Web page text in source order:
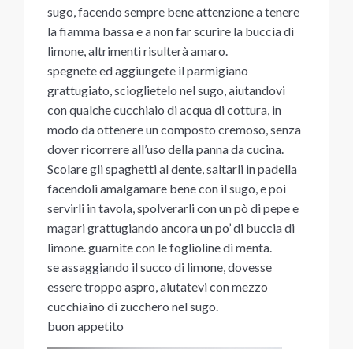
sugo, facendo sempre bene attenzione a tenere
la fiamma bassa e a non far scurire la buccia di
limone, altrimenti risulterà amaro.
spegnete ed aggiungete il parmigiano
grattugiato, scioglietelo nel sugo, aiutandovi
con qualche cucchiaio di acqua di cottura, in
modo da ottenere un composto cremoso, senza
dover ricorrere all’uso della panna da cucina.
Scolare gli spaghetti al dente, saltarli in padella
facendoli amalgamare bene con il sugo, e poi
servirli in tavola, spolverarli con un pò di pepe e
magari grattugiando ancora un po’ di buccia di
limone. guarnite con le foglioline di menta.
se assaggiando il succo di limone, dovesse
essere troppo aspro, aiutatevi con mezzo
cucchiaino di zucchero nel sugo.
buon appetito